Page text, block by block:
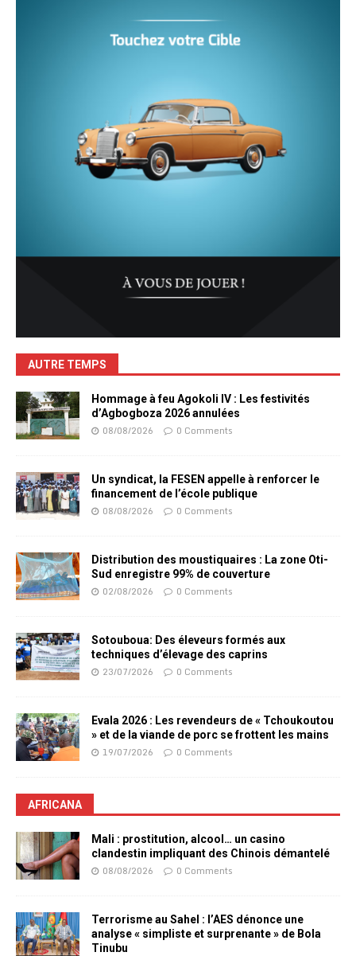
AUTRE TEMPS
Hommage à feu Agokoli IV : Les festivités
d’Agbogboza 2026 annulées
08/08/2026 0 Comments
Un syndicat, la FESEN appelle à renforcer le
financement de l’école publique
08/08/2026 0 Comments
Distribution des moustiquaires : La zone Oti-
Sud enregistre 99% de couverture
02/08/2026 0 Comments
Sotouboua: Des éleveurs formés aux
techniques d’élevage des caprins
23/07/2026 0 Comments
Evala 2026 : Les revendeurs de « Tchoukoutou
» et de la viande de porc se frottent les mains
19/07/2026 0 Comments
AFRICANA
Mali : prostitution, alcool… un casino
clandestin impliquant des Chinois démantelé
08/08/2026 0 Comments
Terrorisme au Sahel : l’AES dénonce une
analyse « simpliste et surprenante » de Bola
Tinubu